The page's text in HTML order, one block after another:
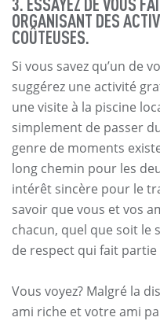
ORGANISANT DES
COÛTEUSES.
Si vous savez qu’un de
suggérez une activité
une visite à la piscine
simplement de passer
genre de moments
long chemin pour les
intérêt sincère pour le
savoir que vous et vos
chacun, quel que soit le
de respect qui fait
Vous voyez? Malgré la
ami riche et votre ami